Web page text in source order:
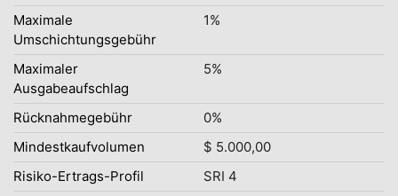
Maximale
Umschichtungsgebühr
1%
Maximaler
Ausgabeaufschlag
5%
Rücknahmegebühr
0%
Mindestkaufvolumen
$ 5.000,00
Risiko-Ertrags-Profil
SRI 4